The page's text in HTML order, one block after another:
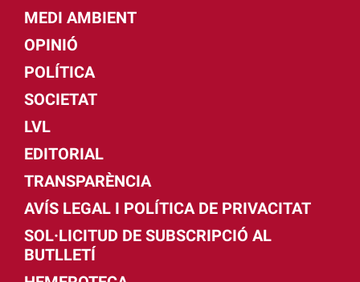
MEDI AMBIENT
OPINIÓ
POLÍTICA
SOCIETAT
LVL
EDITORIAL
TRANSPARÈNCIA
AVÍS LEGAL I POLÍTICA DE PRIVACITAT
SOL·LICITUD DE SUBSCRIPCIÓ AL
BUTLLETÍ